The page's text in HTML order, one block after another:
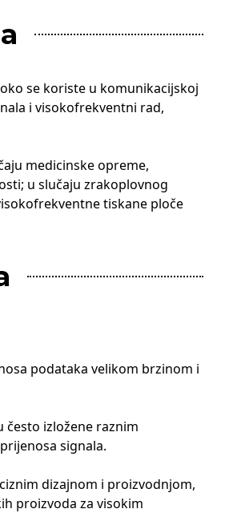
se koriste u komunikacijskoj
i visokofrekventni rad,
medicinske opreme,
u slučaju zrakoplovnog
tiskane ploče
podataka velikom brzinom i
izložene raznim
signala.
dizajnom i proizvodnjom,
proizvoda za visokim